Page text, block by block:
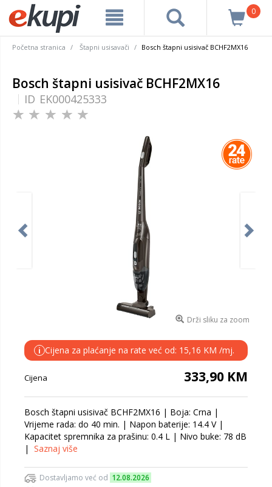
0
Početna stranica Štapni usisavači Bosch štapni usisivač BCHF2MX16
Bosch štapni usisivač BCHF2MX16
ID EK000425333
Drži sliku za zoom
i Cijena za plaćanje na rate već od: 15,16 KM /mj.
Cijena 333,90 KM
Bosch štapni usisivač BCHF2MX16 | Boja: Crna |
Vrijeme rada: do 40 min. | Napon baterije: 14.4 V |
Kapacitet spremnika za prašinu: 0.4 L | Nivo buke: 78 dB
| Saznaj više
Dostavljamo već od 12.08.2026